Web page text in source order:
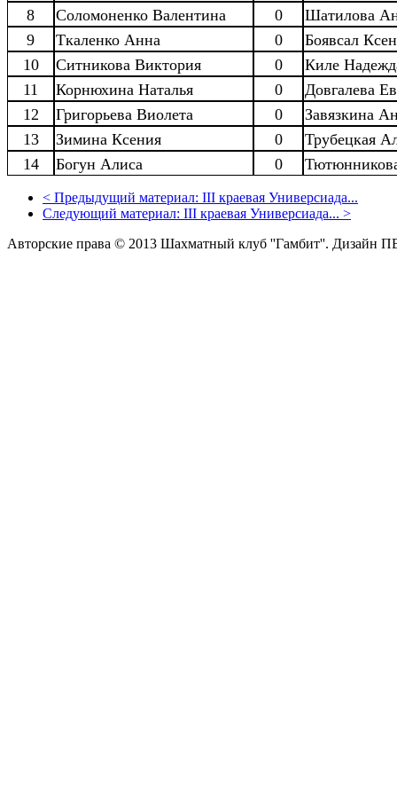
8
Соломоненко Валентина 0
Шатилова
9
Ткаленко Анна 0
Боявсал
10
Ситникова Виктория 0
Киле
11
Корнюхина Наталья 0
Довгалева
12
Григорьева Виолета 0
Завязкина
13
Зимина Ксения 0
Трубецкая
14
Богун Алиса 0
< Предыдущий материал: III краевая Универсиада...
Следующий материал: III краевая Универсиада... >
Авторские права © 2013 Шахматный клуб ''Гамбит''. Дизайн